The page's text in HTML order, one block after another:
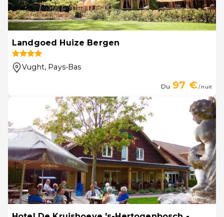
Landgoed Huize Bergen
Vught, Pays-Bas
Du 97 €/ nuit